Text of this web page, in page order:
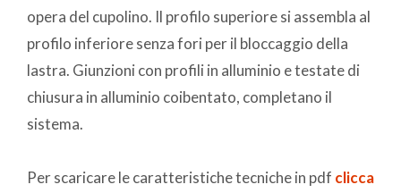
opera del cupolino. Il profilo superiore si assembla al
profilo inferiore senza fori per il bloccaggio della
lastra. Giunzioni con profili in alluminio e testate di
chiusura in alluminio coibentato, completano il
sistema.
Per scaricare le caratteristiche tecniche in pdf clicca